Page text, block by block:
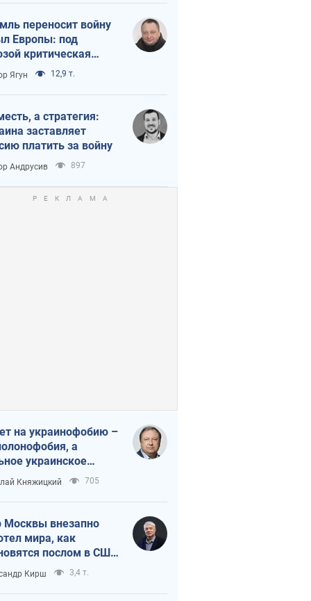
переносит войну
Европы: под
критическая
Ягун 12,9 т.
а стратегия:
заставляет
платить за войну
Андрусив 897
на украинофобию –
а
украинское
Княжицкий 705
Москвы внезапно
мира, как
послом в США
украинские топ-
Кирш 3,4 т.